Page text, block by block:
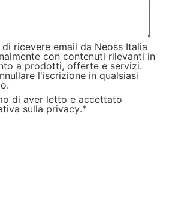
ricevere email da Neoss Italia
con contenuti rilevanti in
a prodotti, offerte e servizi.
l'iscrizione in qualsiasi
di aver letto e accettato
sulla privacy.*